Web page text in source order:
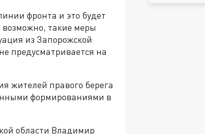
фронта и это будет
такие меры
из Запорожской
предусматривается на
жителей правого берега
формированиями в
области Владимир